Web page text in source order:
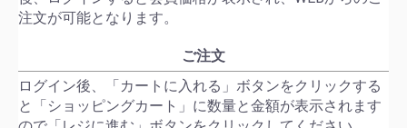
注文が可能となります。
ご注文
ログイン後、「カートに入れる」ボタンをクリックする
と「ショッピングカート」に数量と金額が表示されます